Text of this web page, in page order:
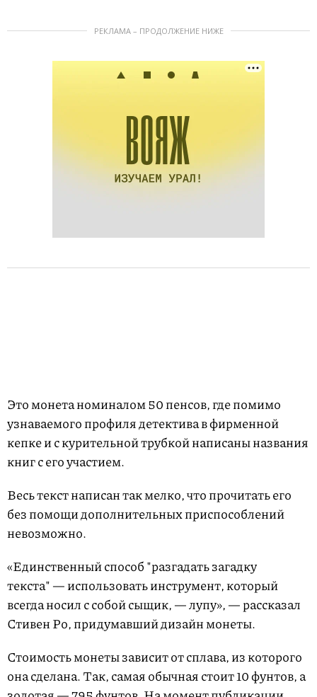
РЕКЛАМА – ПРОДОЛЖЕНИЕ НИЖЕ
Это монета номиналом 50 пенсов, где помимо
узнаваемого профиля детектива в фирменной
кепке и с курительной трубкой написаны названия
книг с его участием.
Весь текст написан так мелко, что прочитать его
без помощи дополнительных приспособлений
невозможно.
«Единственный способ "разгадать загадку
текста" — использовать инструмент, который
всегда носил с собой сыщик, — лупу», — рассказал
Стивен Ро, придумавший дизайн монеты.
Стоимость монеты зависит от сплава, из которого
она сделана. Так, самая обычная стоит 10 фунтов, а